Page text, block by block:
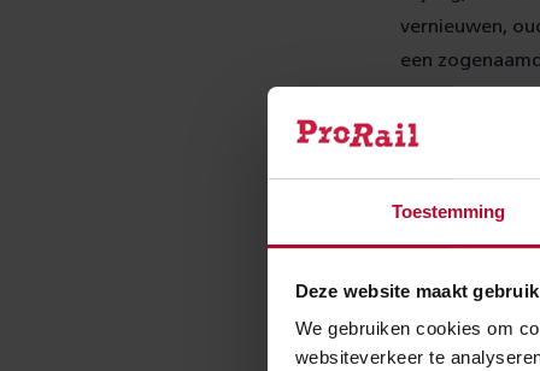
Toestemming
Deze website maakt
We gebruiken cookies om
websiteverkeer te
vernieuwen,
een
trein niet hoeft
High-
een snelheid
hoeven af te
naar Schiphol